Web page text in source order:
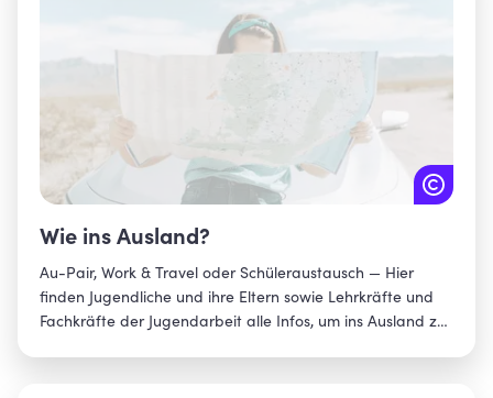
Wie ins Ausland?
Au-Pair, Work & Travel oder Schüleraustausch — Hier
finden Jugendliche und ihre Eltern sowie Lehrkräfte und
Fachkräfte der Jugendarbeit alle Infos, um ins Ausland zu